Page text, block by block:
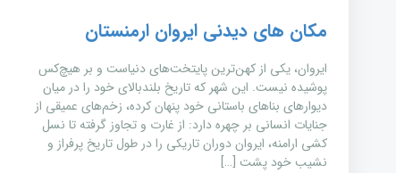
مکان های دیدنی ایروان ارمنستان
ایروان، یکی از کهن‌ترین پایتخت‌های دنیاست و بر هیچ‌کس
پوشیده نیست. این شهر که تاریخ بلندبالای خود را در میان
دیوارهای بناهای باستانی خود پنهان کرده، زخم‌های عمیقی از
جنایات انسانی بر چهره دارد: از غارت و تجاوز گرفته تا نسل
کشی ارامنه، ایروان دوران تاریکی را در طول تاریخ پرفراز و
نشیب خود پشت […]